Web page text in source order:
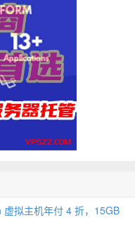
拟主机年付 4 折，15GB